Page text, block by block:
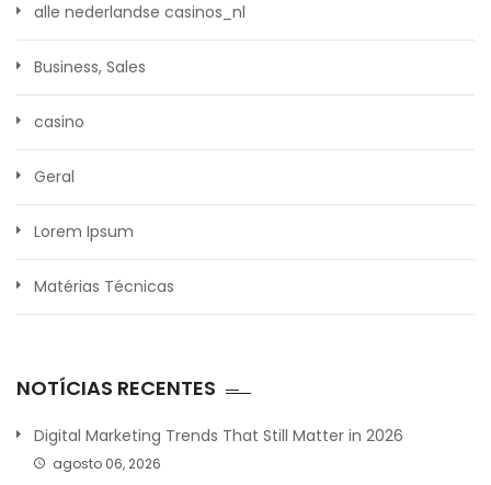
alle nederlandse casinos_nl
Business, Sales
casino
Geral
Lorem Ipsum
Matérias Técnicas
NOTÍCIAS RECENTES
Digital Marketing Trends That Still Matter in 2026
agosto 06, 2026